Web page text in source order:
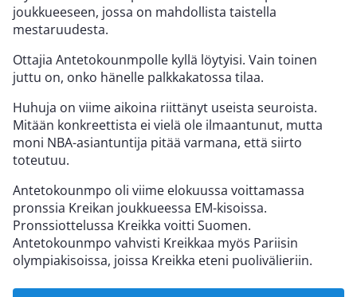
joukkueeseen, jossa on mahdollista taistella
mestaruudesta.
Ottajia Antetokounmpolle kyllä löytyisi. Vain toinen
juttu on, onko hänelle palkkakatossa tilaa.
Huhuja on viime aikoina riittänyt useista seuroista.
Mitään konkreettista ei vielä ole ilmaantunut, mutta
moni NBA-asiantuntija pitää varmana, että siirto
toteutuu.
Antetokounmpo oli viime elokuussa voittamassa
pronssia Kreikan joukkueessa EM-kisoissa.
Pronssiottelussa Kreikka voitti Suomen.
Antetokounmpo vahvisti Kreikkaa myös Pariisin
olympiakisoissa, joissa Kreikka eteni puolivälieriin.